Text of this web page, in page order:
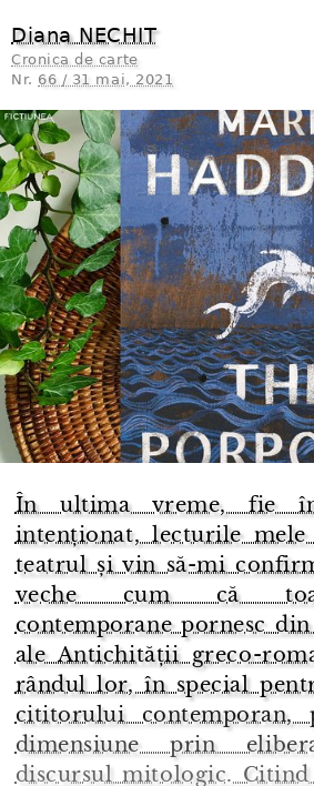
Diana NECHIT
Cronica de carte
Nr. 66 / 31 mai, 2021
În ultima vreme, fie
intenționat, lecturile
teatrul și vin să-mi
veche cum că
contemporane pornesc
ale Antichității greco-
rândul lor, în special
cititorului contemporan,
dimensiune prin
discursul mitologic.